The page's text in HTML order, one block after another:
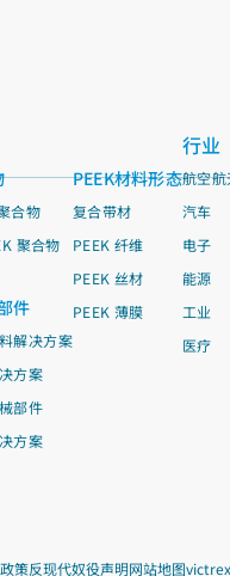
合物
聚合物
件
解决方案
方案
部件
方案
PEEK材料形态
复合带材
PEEK 纤维
PEEK 丝材
PEEK 薄膜
行业
航空航
汽车
电子
能源
工业
医疗
策反现代奴役声明网站地图